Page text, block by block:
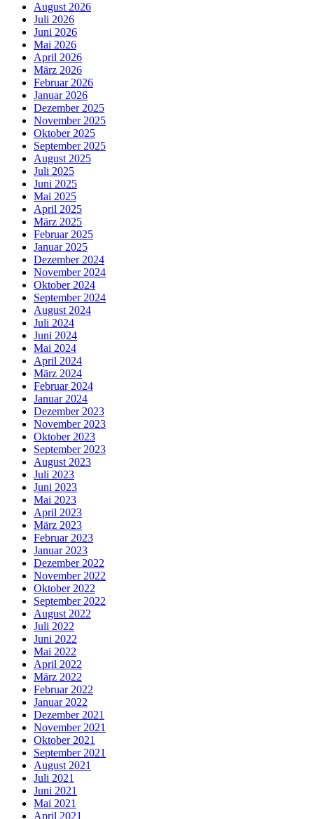
August 2026
Juli 2026
Juni 2026
Mai 2026
April 2026
März 2026
Februar 2026
Januar 2026
Dezember 2025
November 2025
Oktober 2025
September 2025
August 2025
Juli 2025
Juni 2025
Mai 2025
April 2025
März 2025
Februar 2025
Januar 2025
Dezember 2024
November 2024
Oktober 2024
September 2024
August 2024
Juli 2024
Juni 2024
Mai 2024
April 2024
März 2024
Februar 2024
Januar 2024
Dezember 2023
November 2023
Oktober 2023
September 2023
August 2023
Juli 2023
Juni 2023
Mai 2023
April 2023
März 2023
Februar 2023
Januar 2023
Dezember 2022
November 2022
Oktober 2022
September 2022
August 2022
Juli 2022
Juni 2022
Mai 2022
April 2022
März 2022
Februar 2022
Januar 2022
Dezember 2021
November 2021
Oktober 2021
September 2021
August 2021
Juli 2021
Juni 2021
Mai 2021
April 2021